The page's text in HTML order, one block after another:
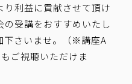
り利益に貢献させて頂け
受講をおすすめいたし
下さいませ。（※講座A
ご視聴いただけま